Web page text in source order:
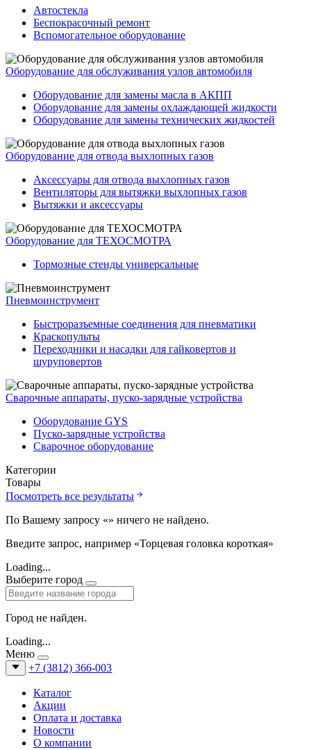
Автостекла
Беспокрасочный ремонт
Вспомогательное оборудование
Оборудование для обслуживания узлов автомобиля
Оборудование для замены масла в АКПП
Оборудование для замены охлаждающей жидкости
Оборудование для замены технических жидкостей
Оборудование для отвода выхлопных газов
Аксессуары для отвода выхлопных газов
Вентиляторы для вытяжки выхлопных газов
Вытяжки и аксессуары
Оборудование для ТЕХОСМОТРА
Тормозные стенды универсальные
Пневмоинструмент
Быстроразъемные соединения для пневматики
Краскопульты
Переходники и насадки для гайковертов и
шуруповертов
Сварочные аппараты, пуско-зарядные устройства
Оборудование GYS
Пуско-зарядные устройства
Сварочное оборудование
Категории
Товары
Посмотреть все результаты
По Вашему запросу «» ничего не найдено.
Введите запрос, например «Торцевая головка короткая»
Loading...
Выберите город
Город не найден.
Loading...
Меню
+7 (3812) 366-003
Каталог
Акции
Оплата и доставка
Новости
О компании